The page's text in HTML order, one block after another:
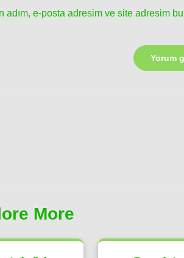
adım, e-posta adresim ve site adresim bu
More